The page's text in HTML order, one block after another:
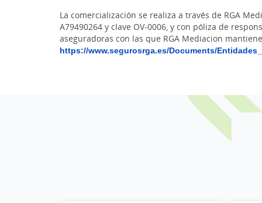
La comercialización se realiza a través de RGA
A79490264 y clave OV-0006, y con póliza de
aseguradoras con las que RGA Mediacion
https://www.segurosrga.es/Documents/